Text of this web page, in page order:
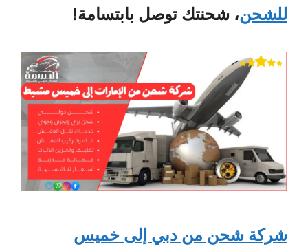
للشحن، شحنتك توصل بابتسامة!
شركة شحن من دبي إلى خميس